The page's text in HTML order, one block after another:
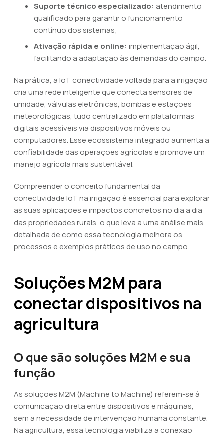
Suporte técnico especializado: atendimento
qualificado para garantir o funcionamento
contínuo dos sistemas;
Ativação rápida e online: implementação ágil,
facilitando a adaptação às demandas do campo.
Na prática, a IoT conectividade voltada para a irrigação
cria uma rede inteligente que conecta sensores de
umidade, válvulas eletrônicas, bombas e estações
meteorológicas, tudo centralizado em plataformas
digitais acessíveis via dispositivos móveis ou
computadores. Esse ecossistema integrado aumenta a
confiabilidade das operações agrícolas e promove um
manejo agrícola mais sustentável.
Compreender o conceito fundamental da
conectividade IoT na irrigação é essencial para explorar
as suas aplicações e impactos concretos no dia a dia
das propriedades rurais, o que leva a uma análise mais
detalhada de como essa tecnologia melhora os
processos e exemplos práticos de uso no campo.
Soluções M2M para
conectar dispositivos na
agricultura
O que são soluções M2M e sua
função
As soluções M2M (Machine to Machine) referem-se à
comunicação direta entre dispositivos e máquinas,
sem a necessidade de intervenção humana constante.
Na agricultura, essa tecnologia viabiliza a conexão